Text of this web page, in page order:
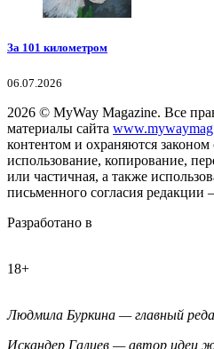
За 101 километром
06.07.2026
2026 © MyWay Magazine. Все
материалы сайта
контентом и охраняются
использование, копирование,
или частичная, а также
письменного согласия
Разработано в
18+
Людмила Буркина — главный
Искандер Галиев — автор идеи